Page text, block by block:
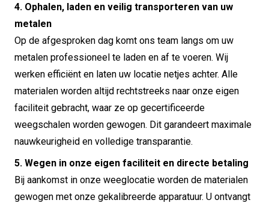
4. Ophalen, laden en veilig transporteren van uw
metalen
Op de afgesproken dag komt ons team langs om uw
metalen professioneel te laden en af te voeren. Wij
werken efficiënt en laten uw locatie netjes achter. Alle
materialen worden altijd rechtstreeks naar onze eigen
faciliteit gebracht, waar ze op gecertificeerde
weegschalen worden gewogen. Dit garandeert maximale
nauwkeurigheid en volledige transparantie.
5. Wegen in onze eigen faciliteit en directe betaling
Bij aankomst in onze weeglocatie worden de materialen
gewogen met onze gekalibreerde apparatuur. U ontvangt